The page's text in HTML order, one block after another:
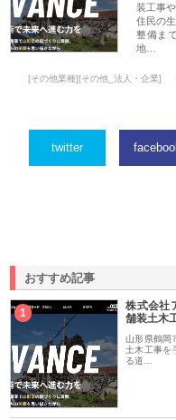
装工事
住民の
整備ま
地…
[その他業種][その他_法人・企業]
twitter
おすすめ記事
1
株式会社
舗装土木
山形県鶴岡
土木工事を
る道…